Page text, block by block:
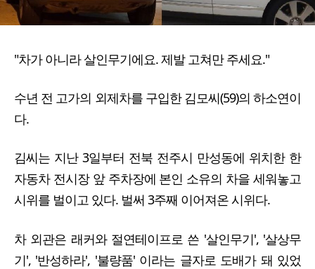
"차가 아니라 살인무기에요. 제발 고쳐만 주세요."
수년 전 고가의 외제차를 구입한 김모씨(59)의 하소연이
다.
김씨는 지난 3일부터 전북 전주시 만성동에 위치한 한
자동차 전시장 앞 주차장에 본인 소유의 차을 세워놓고
시위를 벌이고 있다. 벌써 3주째 이어져온 시위다.
차 외관은 래커와 절연테이프로 쓴 '살인무기', '살상무
기', '반성하라', '불량품' 이라는 글자로 도배가 돼 있었